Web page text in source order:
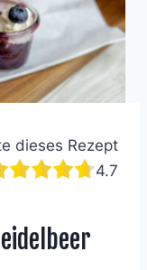
dieses Rezept
4.7